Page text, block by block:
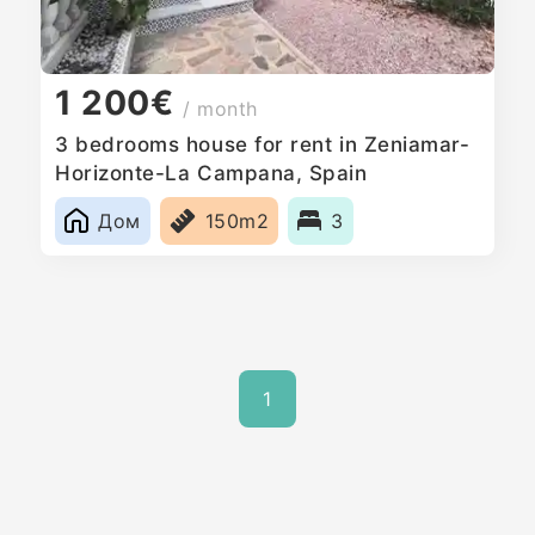
1 200€ / month
3 bedrooms house for rent in Zeniamar-
Horizonte-La Campana, Spain
Дом
150m2 3
1